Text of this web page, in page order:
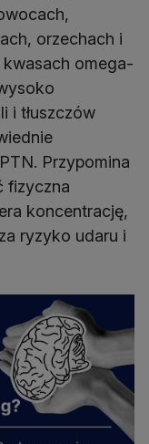
orzechach i
kwasach omega-
i tłuszczów
Przypomina
fizyczna
koncentrację,
ryzyko udaru i